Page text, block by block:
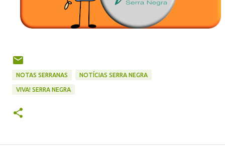
NOTAS SERRANAS NOTÍCIAS SERRA NEGRA
VIVA! SERRA NEGRA